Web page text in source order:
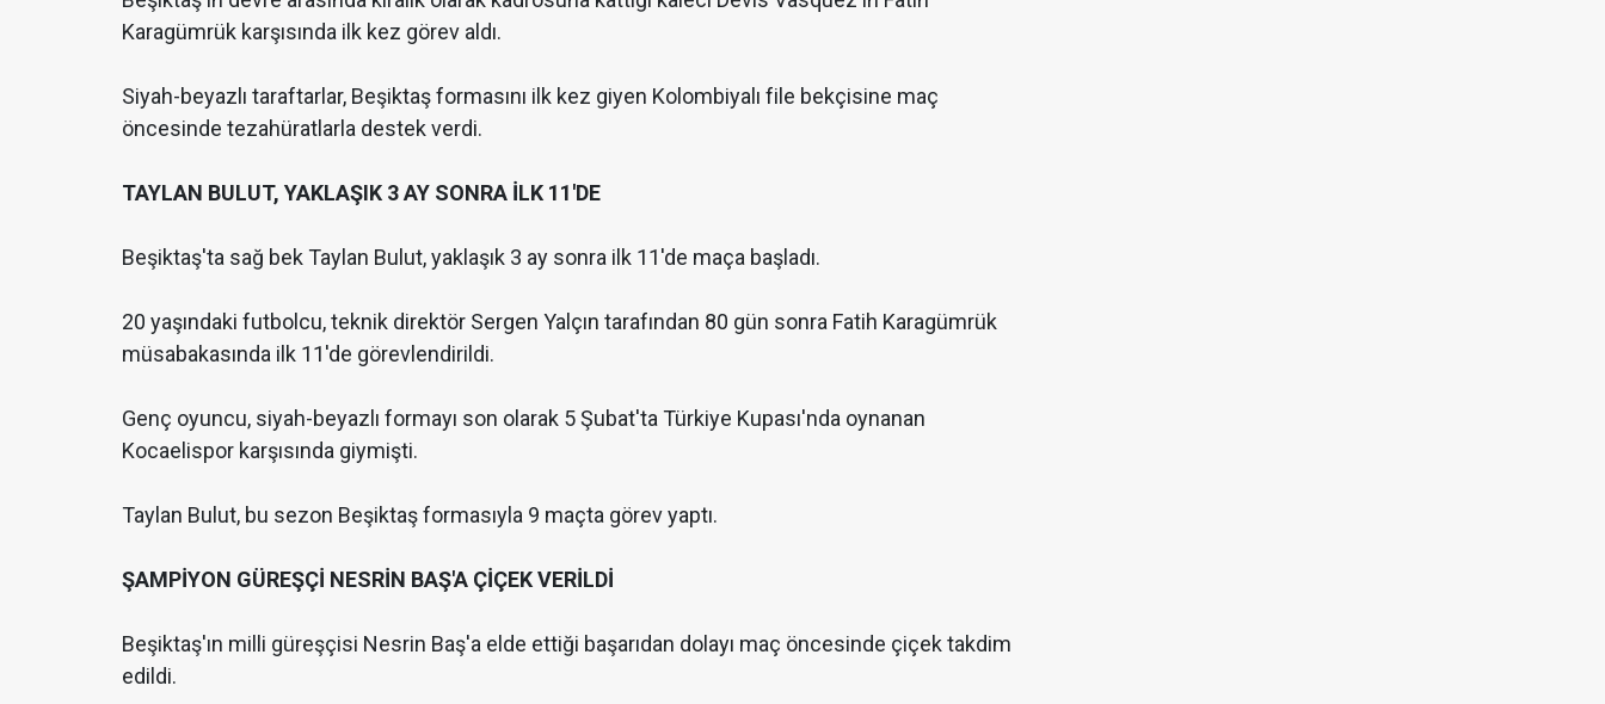
Karagümrük karşısında ilk kez görev aldı.
Siyah-beyazlı taraftarlar, Beşiktaş formasını ilk kez giyen Kolombiyalı file bekçisine maç
öncesinde tezahüratlarla destek verdi.
TAYLAN BULUT, YAKLAŞIK 3 AY SONRA İLK 11'DE
Beşiktaş'ta sağ bek Taylan Bulut, yaklaşık 3 ay sonra ilk 11'de maça başladı.
20 yaşındaki futbolcu, teknik direktör Sergen Yalçın tarafından 80 gün sonra Fatih Karagümrük
müsabakasında ilk 11'de görevlendirildi.
Genç oyuncu, siyah-beyazlı formayı son olarak 5 Şubat'ta Türkiye Kupası'nda oynanan
Kocaelispor karşısında giymişti.
Taylan Bulut, bu sezon Beşiktaş formasıyla 9 maçta görev yaptı.
ŞAMPİYON GÜREŞÇİ NESRİN BAŞ'A ÇİÇEK VERİLDİ
Beşiktaş'ın milli güreşçisi Nesrin Baş'a elde ettiği başarıdan dolayı maç öncesinde çiçek takdim
edildi.